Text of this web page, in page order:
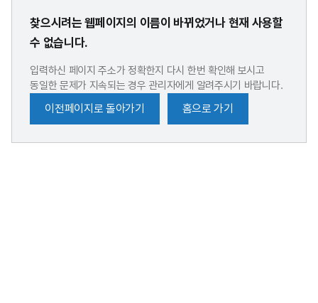
찾으시려는 웹페이지의 이름이 바뀌었거나 현재 사용할
수 없습니다.
입력하신 페이지 주소가 정확한지 다시 한번 확인해 보시고
동일한 문제가 지속되는 경우 관리자에게 알려주시기 바랍니다.
이전페이지로 돌아가기 홈으로 가기